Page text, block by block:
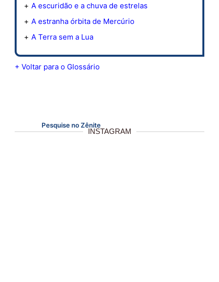
A escuridão e a chuva de estrelas
A estranha órbita de Mercúrio
A Terra sem a Lua
+ Voltar para o Glossário
Pesquise no Zênite
INSTAGRAM